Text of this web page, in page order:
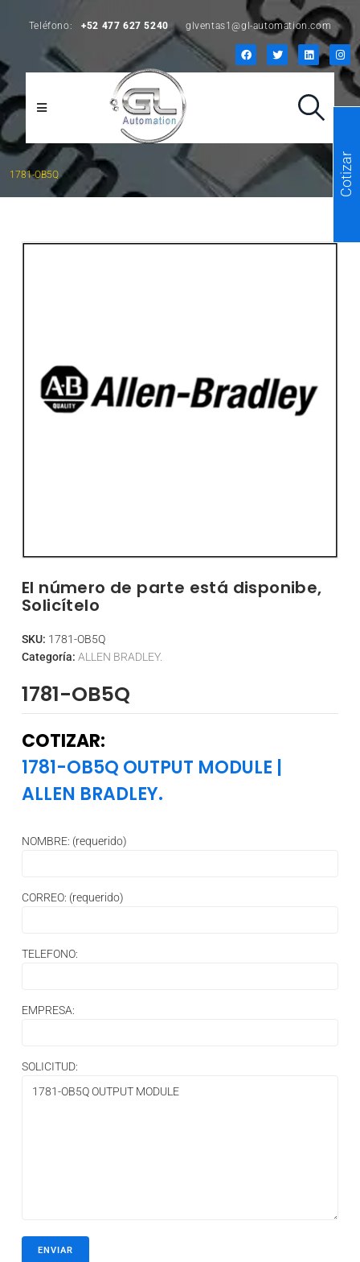
Teléfono: +52 477 627 5240 glventas1@gl-automation.com
1781-OB5Q
El número de parte está disponibe,
Solicítelo
SKU: 1781-OB5Q
Categoría: ALLEN BRADLEY.
1781-OB5Q
COTIZAR:
1781-OB5Q OUTPUT MODULE |
ALLEN BRADLEY.
NOMBRE: (requerido)
CORREO: (requerido)
TELEFONO:
EMPRESA:
SOLICITUD:
Cotizar